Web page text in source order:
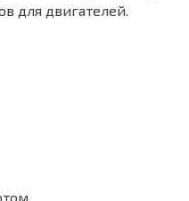
для двигателей.